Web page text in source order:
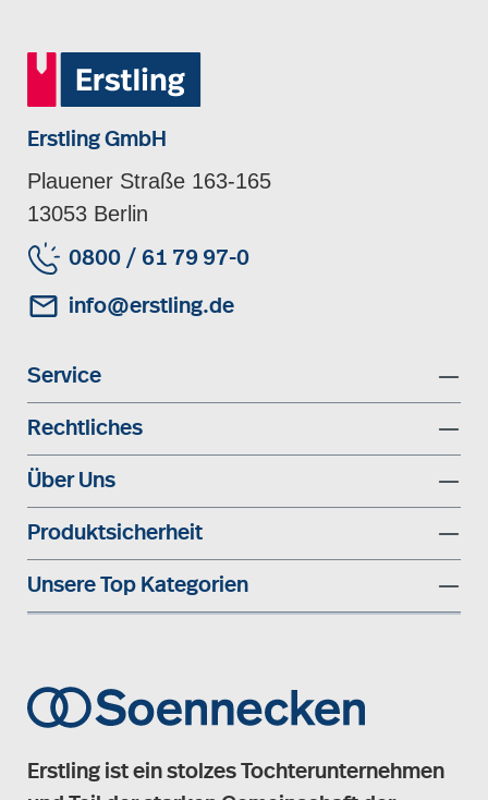
Erstling GmbH
Plauener Straße 163-165
13053 Berlin
0800 / 61 79 97-0
info@erstling.de
Service
Rechtliches
Über Uns
Produktsicherheit
Unsere Top Kategorien
Erstling ist ein stolzes Tochterunternehmen